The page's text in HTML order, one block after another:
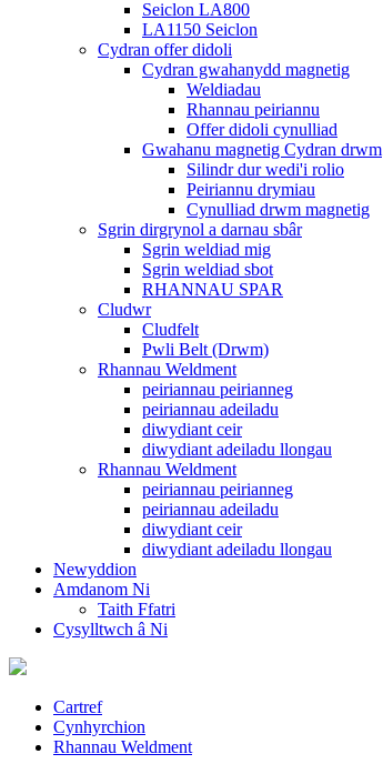
Seiclon LA800
LA1150 Seiclon
Cydran offer didoli
Cydran gwahanydd magnetig
Weldiadau
Rhannau peiriannu
Offer didoli cynulliad
Gwahanu magnetig Cydran drwm
Silindr dur wedi'i rolio
Peiriannu drymiau
Cynulliad drwm magnetig
Sgrin dirgrynol a darnau sbâr
Sgrin weldiad mig
Sgrin weldiad sbot
RHANNAU SPAR
Cludwr
Cludfelt
Pwli Belt (Drwm)
Rhannau Weldment
peiriannau peirianneg
peiriannau adeiladu
diwydiant ceir
diwydiant adeiladu llongau
Rhannau Weldment
peiriannau peirianneg
peiriannau adeiladu
diwydiant ceir
diwydiant adeiladu llongau
Newyddion
Amdanom Ni
Taith Ffatri
Cysylltwch â Ni
Cartref
Cynhyrchion
Rhannau Weldment